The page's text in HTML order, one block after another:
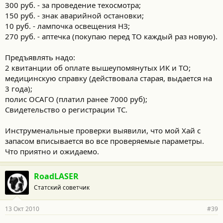
300 руб. - за проведение техосмотра;
150 руб. - знак аварийной остановки;
10 руб. - лампочка освещения НЗ;
270 руб. - аптечка (покупаю перед ТО каждый раз новую).
Предъявлять надо:
2 квитанции об оплате вышеупомянутых ИК и ТО;
медицинскую справку (действовала старая, выдается на
3 года);
полис ОСАГО (платил ранее 7000 руб);
Свидетельство о регистрации ТС.
Инструменальные проверки выявили, что мой Хай с
запасом вписывается во все проверяемые параметры.
Что приятно и ожидаемо.
RoadLASER
Статский советчик
13 Окт 2010 #39